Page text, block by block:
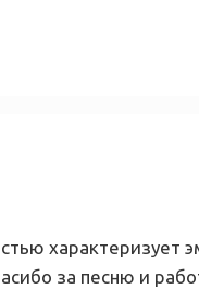
характеризует
за песню и